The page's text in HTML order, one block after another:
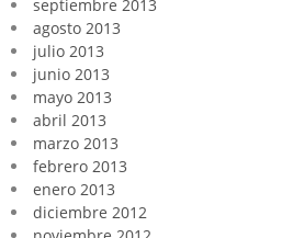
septiembre 2013
agosto 2013
julio 2013
junio 2013
mayo 2013
abril 2013
marzo 2013
febrero 2013
enero 2013
diciembre 2012